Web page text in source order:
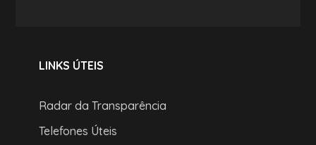
LINKS ÚTEIS
Radar da Transparência
Telefones Úteis